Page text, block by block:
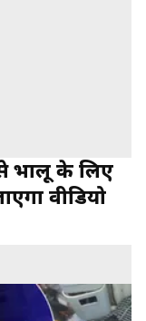
भालू के लिए
वीडियो